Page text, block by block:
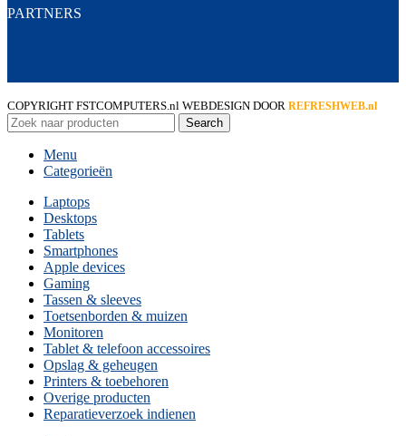
PARTNERS
COPYRIGHT FSTCOMPUTERS.nl WEBDESIGN DOOR REFRESHWEB.nl
Search
Menu
Categorieën
Laptops
Desktops
Tablets
Smartphones
Apple devices
Gaming
Tassen & sleeves
Toetsenborden & muizen
Monitoren
Tablet & telefoon accessoires
Opslag & geheugen
Printers & toebehoren
Overige producten
Reparatieverzoek indienen